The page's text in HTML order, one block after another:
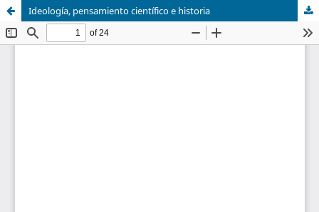
Ideología, pensamiento científico e historia